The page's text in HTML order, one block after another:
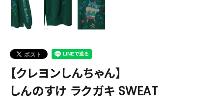
【クレヨンしんちゃん】
しんのすけ ラクガキ SWEAT